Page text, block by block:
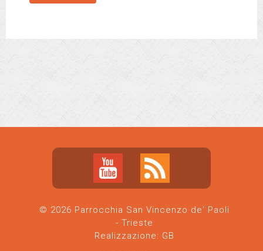
© 2026 Parrocchia San Vincenzo de' Paoli
- Trieste
Realizzazione: GB